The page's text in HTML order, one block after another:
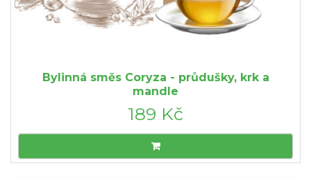
Bylinná směs Coryza - průdušky, krk a
mandle
189 Kč